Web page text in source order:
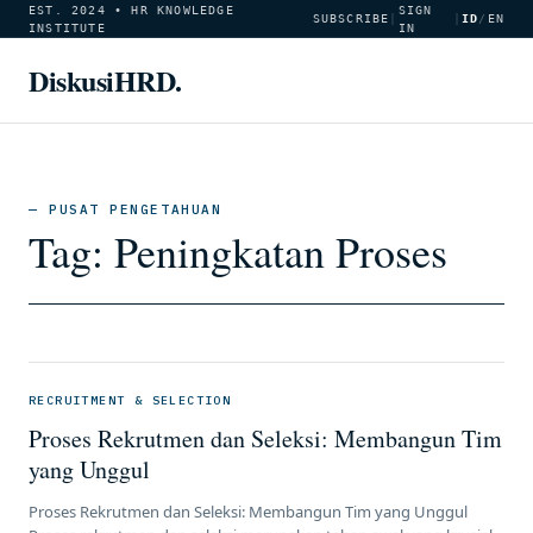
EST. 2024 • HR KNOWLEDGE
INSTITUTE
SUBSCRIBE
SIGN
IN
ID/ EN
DiskusiHRD.
— PUSAT PENGETAHUAN
Tag: Peningkatan Proses
RECRUITMENT & SELECTION
Proses Rekrutmen dan Seleksi: Membangun Tim
yang Unggul
Proses Rekrutmen dan Seleksi: Membangun Tim yang Unggul